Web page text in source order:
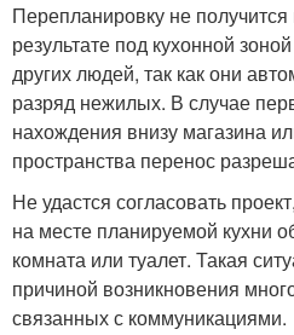
Перепланировку не получится
результате под кухонной
других людей, так как они
разряд нежилых. В случае
нахождения внизу магазина
пространства перенос
Не удастся согласовать
на месте планируемой кухни
комната или туалет. Такая
причиной возникновения
связанных с коммуникациями.